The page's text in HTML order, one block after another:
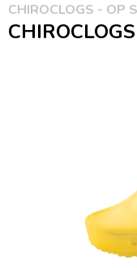
CHIROCLOGS - OP